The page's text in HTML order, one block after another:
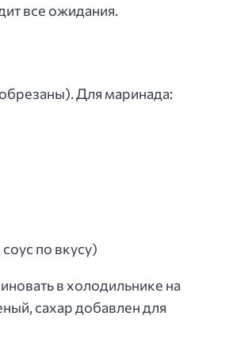
все ожидания.
Для маринада:
по вкусу)
в холодильнике на
сахар добавлен для